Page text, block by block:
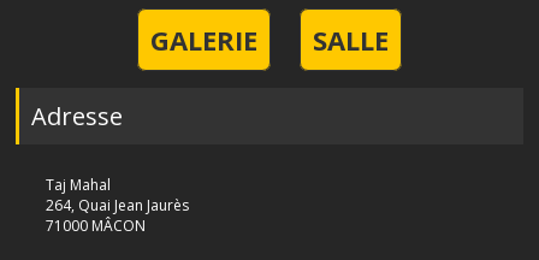
GALERIE SALLE
Adresse
Taj Mahal
264, Quai Jean Jaurès
71000 MÂCON